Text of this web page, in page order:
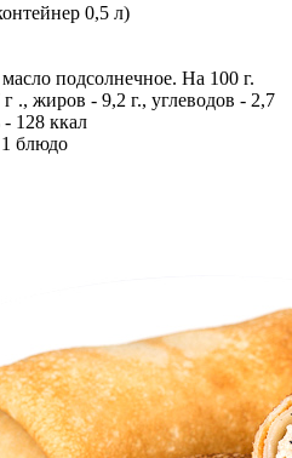
0,5 л)
подсолнечное. На 100 г.
., жиров - 9,2 г., углеводов - 2,7
- 128 ккал
блюдо